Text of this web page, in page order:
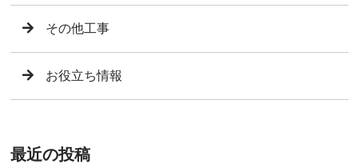
その他工事
お役立ち情報
最近の投稿